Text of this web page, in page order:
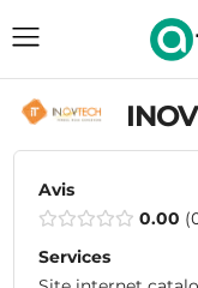
Avis
0.00
Services